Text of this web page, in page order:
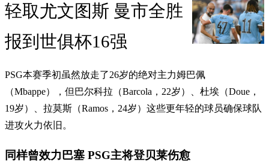
轻取尤文图斯 曼市全胜
报到世俱杯16强
PSG本赛季初虽然放走了26岁的绝对主力姆巴佩
（Mbappe），但巴尔科拉（Barcola，22岁）、杜埃（Doue，
19岁）、拉莫斯（Ramos，24岁）这些更年轻的球员确保球队
进攻火力依旧。
同样曾效力巴塞 PSG主将登贝莱伤愈